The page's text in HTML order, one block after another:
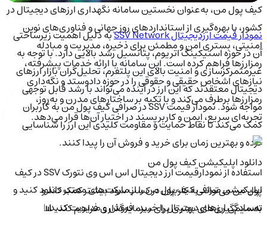
نمودار قیمت ارزدیجیتال SSV Network
به دلیل اهمیت زیرساختی
آن در حوزه استیکینگ اتریوم، پتانسیل رشد بالایی دارد. با توجه به
غیرمتمرکزسازی و امنیت بالای این پلتفرم، تحلیل‌گران بازار ارزهای
دیجیتال معتقدند که این ارز در آینده می‌تواند با رشد قابل توجهی
مواجه شود. نمودار قیمت SSV در صرافی کیف پول من به کاربران
کمک می‌کند تا نقاط حمایت و مقاومت کلیدی این ارز را شناسایی
کرده و بهترین زمان برای خرید و فروش آن را پیدا کنند.
استفاده از نمودارقیمت ارز دیجیتال اس اس وی نتورک SSV در کیف
پول من می‌تواند به کاربران در کسب سود بیشتر کمک کند و
تصمیم‌گیری‌های بهتری برای سرمایه‌گذاری فراهم کند. 📊
کیف‌ پول من، به‌عنوان نخستین سامانه نگهداری ارزهای دیجیتال در
کشور، با بهره‌گیری از استانداردهای روز جهانی و فناوری‌های نوین
امنیتی، بستری امن و مطمئن برای ذخیره، مدیریت و مبادله
رمزارزها فراهم کرده است. این سامانه با ارائه خدمات پیشرفته،
نیازهای اشخاص حقیقی و حقوقی را در حوزه دادوستد و نگه‌داری
رمزارزها برطرف می‌کند و با تکیه بر ساختارهای مدرن و به‌روز،
تجربه‌ای سریع، ایمن و کاربرپسند در اختیار آن‌ها قرار می‌دهد.
دانلود اپلیکیشن کیف‌ پول من
اپلیکیشن صرافی کیف پول من را از مارکت‌های معتبر دانلود کنید و
به‌سادگی ارزهای دیجیتال را خرید، فروش و مدیریت کنید.